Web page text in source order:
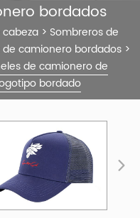
bordados
cabeza > Sombreros de
de camionero bordados>
de camionero de
bordado